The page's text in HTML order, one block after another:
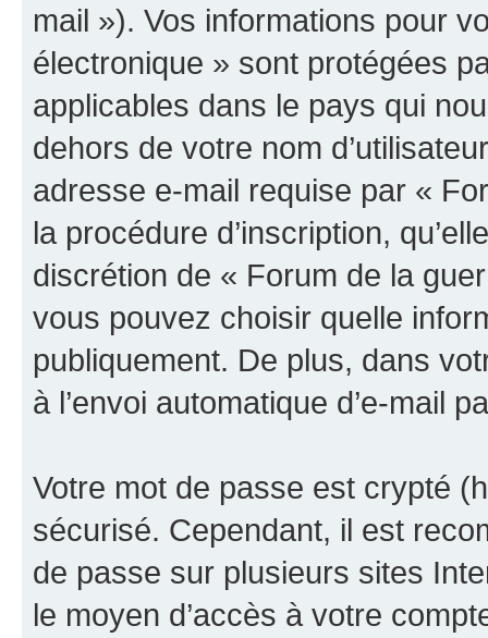
mail »). Vos informations pour
électronique » sont protégées
applicables dans le pays qui
dehors de votre nom
adresse e-mail requise par «
la procédure d’inscription,
discrétion de « Forum de la
vous pouvez choisir quelle
publiquement. De plus, dans
à l’envoi automatique d’e-mail
Votre mot de passe est crypté
sécurisé. Cependant, il est
de passe sur plusieurs sites
le moyen d’accès à votre